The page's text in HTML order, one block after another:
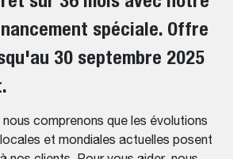
spéciale. Offre
30 septembre 2025
comprenons que les évolutions
et mondiales actuelles posent